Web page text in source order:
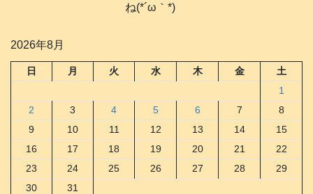
ね(*´ω｀*)
2026年8月
日 月 火 水 木 金
土
1
2
3 4 5 6 7
8
9
10 11 12 13 14
15
16
17 18 19 20 21
22
23
24 25 26 27 28
29
30
31